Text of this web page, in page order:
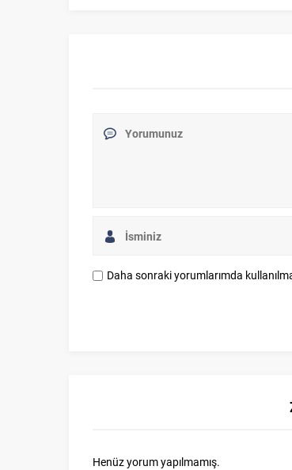
Daha sonraki yorumlarımda
Henüz yorum yapılmamış.